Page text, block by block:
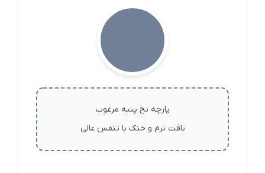
پارچه نخ پنبه مرغوب
بافت نرم و خنک با تنفس عالی